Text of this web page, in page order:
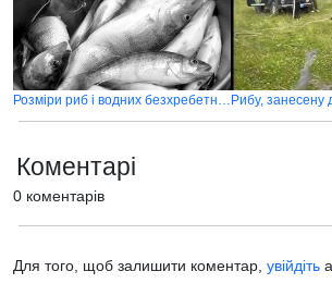
Розміри риб і водних безхребетних, дозволених до вилову рибалками-любителями
Коментарі
0 коментарів
Для того, щоб залишити коментар, увійдіть